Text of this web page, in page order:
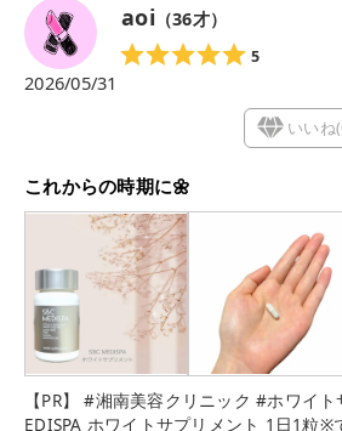
aoi （36才）
5
2026/05/31
いいね(
これからの時期に🌼
【PR】 #湘南美容クリニック #ホワイトサプ
EDISPA ホワイトサプリメント 1日1粒※で透明感あふれるキレ